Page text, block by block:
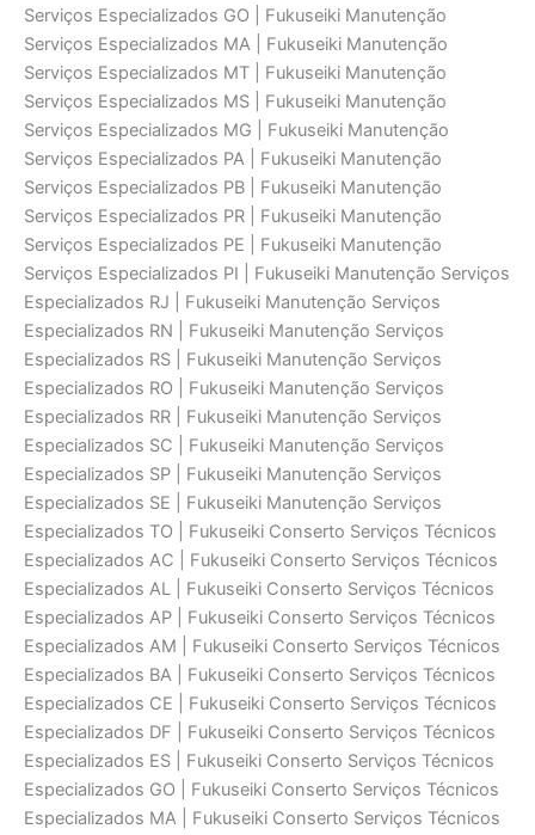
Serviços Especializados GO | Fukuseiki Manutenção
Serviços Especializados MA | Fukuseiki Manutenção
Serviços Especializados MT | Fukuseiki Manutenção
Serviços Especializados MS | Fukuseiki Manutenção
Serviços Especializados MG | Fukuseiki Manutenção
Serviços Especializados PA | Fukuseiki Manutenção
Serviços Especializados PB | Fukuseiki Manutenção
Serviços Especializados PR | Fukuseiki Manutenção
Serviços Especializados PE | Fukuseiki Manutenção
Serviços Especializados PI | Fukuseiki Manutenção Serviços
Especializados RJ | Fukuseiki Manutenção Serviços
Especializados RN | Fukuseiki Manutenção Serviços
Especializados RS | Fukuseiki Manutenção Serviços
Especializados RO | Fukuseiki Manutenção Serviços
Especializados RR | Fukuseiki Manutenção Serviços
Especializados SC | Fukuseiki Manutenção Serviços
Especializados SP | Fukuseiki Manutenção Serviços
Especializados SE | Fukuseiki Manutenção Serviços
Especializados TO | Fukuseiki Conserto Serviços Técnicos
Especializados AC | Fukuseiki Conserto Serviços Técnicos
Especializados AL | Fukuseiki Conserto Serviços Técnicos
Especializados AP | Fukuseiki Conserto Serviços Técnicos
Especializados AM | Fukuseiki Conserto Serviços Técnicos
Especializados BA | Fukuseiki Conserto Serviços Técnicos
Especializados CE | Fukuseiki Conserto Serviços Técnicos
Especializados DF | Fukuseiki Conserto Serviços Técnicos
Especializados ES | Fukuseiki Conserto Serviços Técnicos
Especializados GO | Fukuseiki Conserto Serviços Técnicos
Especializados MA | Fukuseiki Conserto Serviços Técnicos